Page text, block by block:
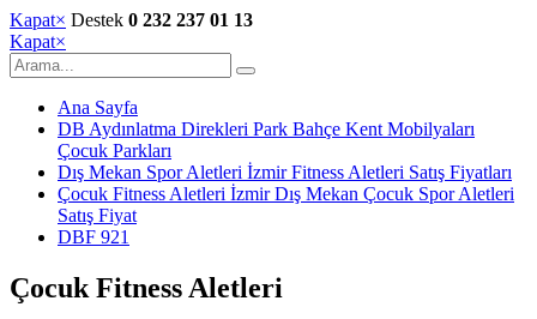
Kapat× Destek 0 232 237 01 13
Kapat×
Ana Sayfa
DB Aydınlatma Direkleri Park Bahçe Kent Mobilyaları
Çocuk Parkları
Dış Mekan Spor Aletleri İzmir Fitness Aletleri Satış Fiyatları
Çocuk Fitness Aletleri İzmir Dış Mekan Çocuk Spor Aletleri
Satış Fiyat
DBF 921
Çocuk Fitness Aletleri